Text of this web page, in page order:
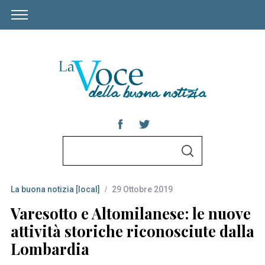
r
c
h
f
o
S
La buona notizia [local] 29 Ottobre 2019
Varesotto e Altomilanese: le nuove
attività storiche riconosciute dalla
Lombardia